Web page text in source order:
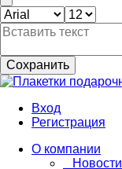
Сохранить
Вход
Регистрация
О компании
Новости